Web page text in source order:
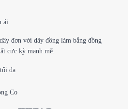
ái
đơn với dây đồng làm bằng đồng
cực kỳ mạnh mẽ.
đa